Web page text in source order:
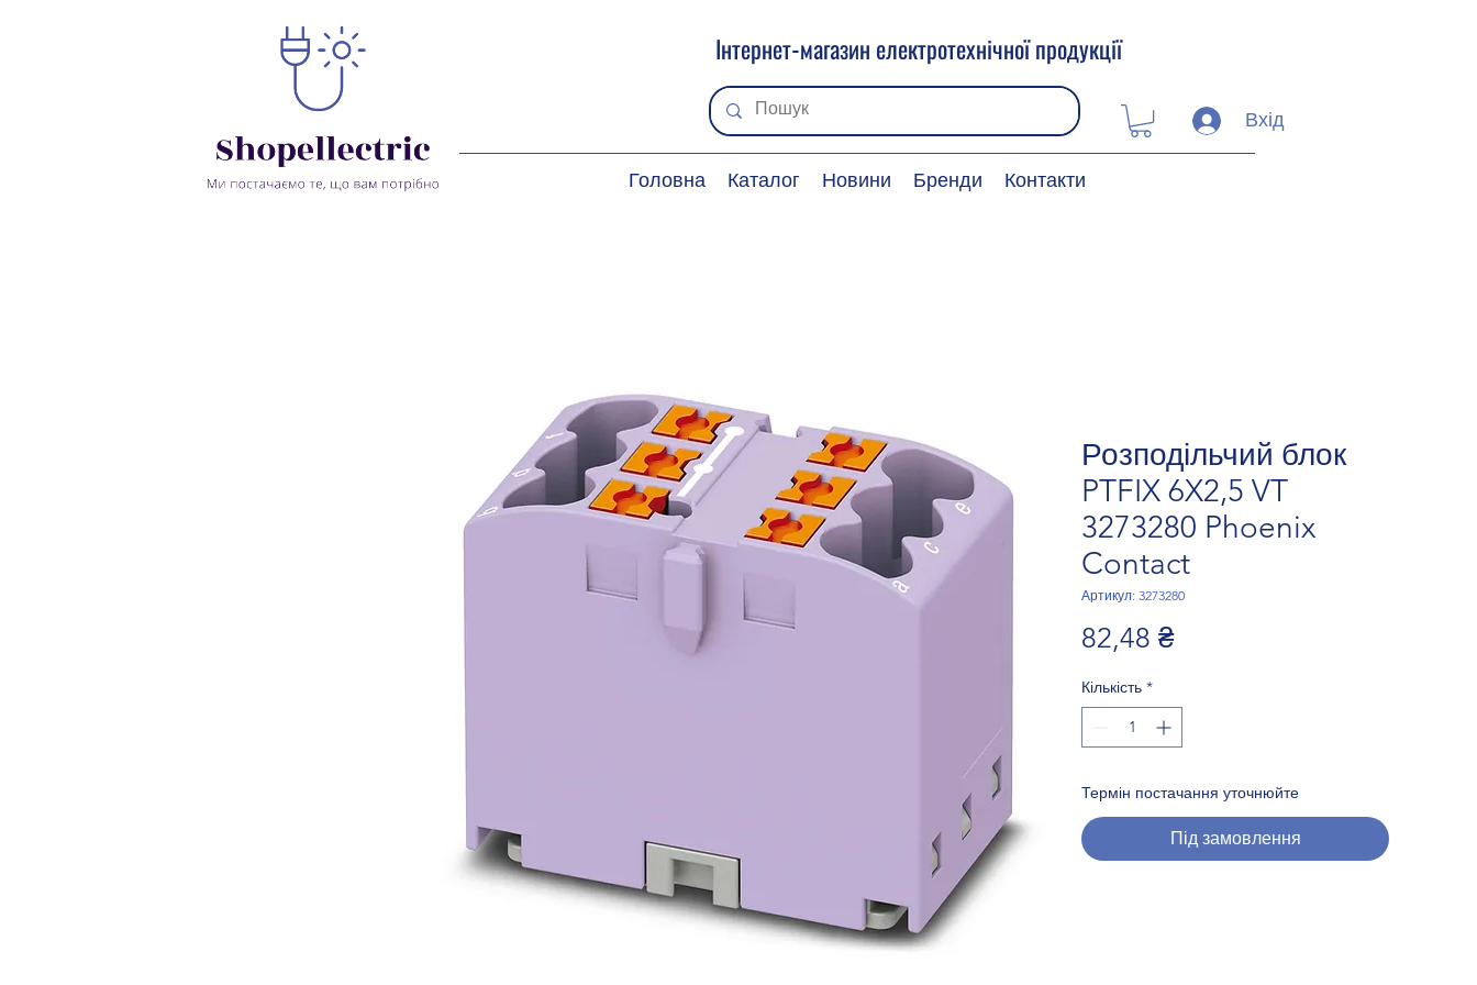
Інтернет-магазин електротехнічної продукції
Вхід
Головна Каталог Новини Бренди Контакти
Розподільчий блок
PTFIX 6X2,5 VT
3273280 Phoenix
Contact
Артикул: 3273280
82,48 ₴Ціна
Кількість *
Термін постачання уточнюйте
Під замовлення